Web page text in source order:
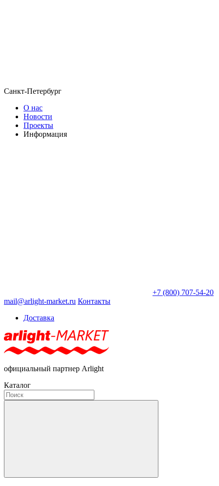
Санкт-Петербург
О нас
Новости
Проекты
Информация
+7 (800) 707-54-20
mail@arlight-market.ru Контакты
Доставка
официальный партнер Arlight
Каталог